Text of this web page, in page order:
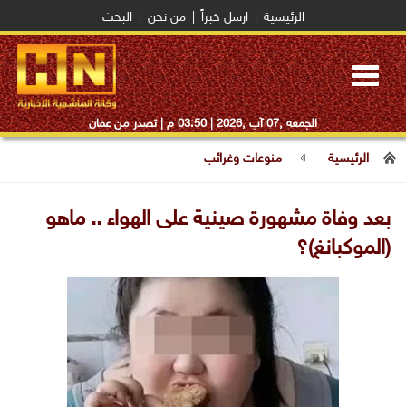
الرئيسية ارسل خبراً من نحن البحث
Toggle
navigation
الجمعه ,07 آب ,2026 | 03:50 م | تصدر من عمان
الرئيسية منوعات وغرائب
بعد وفاة مشهورة صينية على الهواء .. ماهو
(الموكبانغ)؟